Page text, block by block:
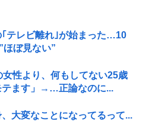
｢テレビ離れ｣が始まった…10
ほぼ見ない”
性より、何もしてない25歳
テます」→…正論なのに...
大変なことになってるって...